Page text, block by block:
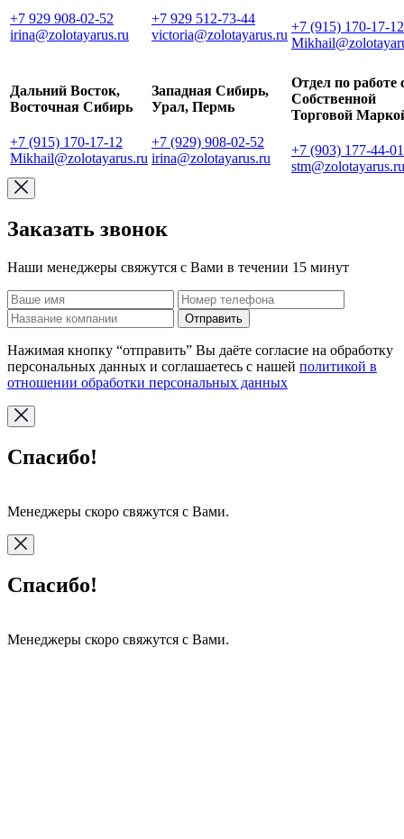
+7 929 908-02-52
irina@zolotayarus.ru
+7 929 512-73-44
victoria@zolotayarus.ru
+7 (915) 170-17-12
Дальний Восток,
Восточная Сибирь
+7 (915) 170-17-12
Mikhail@zolotayarus.ru
Западная Сибирь,
Урал, Пермь
+7 (929) 908-02-52
irina@zolotayarus.ru
Отдел по работе
Собственной
Торговой
+7 (903) 177-44-01
stm@zolotayarus.ru
Заказать звонок
Наши менеджеры свяжутся с Вами в течении 15 минут
Отправить
Нажимая кнопку “отправить” Вы даёте согласие на обработку
персональных данных и соглашаетесь с нашей политикой в
отношении обработки персональных данных
Спасибо!
Менеджеры скоро свяжутся с Вами.
Спасибо!
Менеджеры скоро свяжутся с Вами.